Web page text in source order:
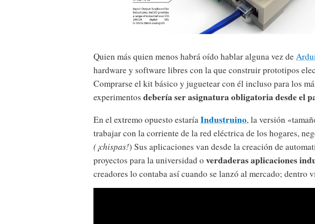
Quien más quien menos habrá oído hablar alguna vez de
hardware y software libres con la que construir prototipos
Comprarse el kit básico y juguetear con él incluso para los
experimentos debería ser asignatura obligatoria desde el
En el extremo opuesto estaría Industruino, la versión
trabajar con la corriente de la red eléctrica de los hogares,
(¡chispas!) Sus aplicaciones van desde la creación de
proyectos para la universidad o verdaderas aplicaciones
creadores lo contaba así cuando se lanzó al mercado; dentro